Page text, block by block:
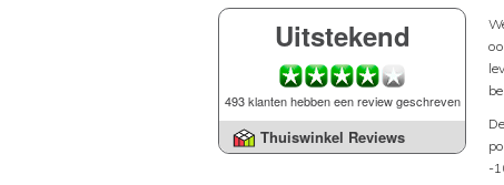
Uitstekend
493 klanten hebben een review geschreven
Thuiswinkel Reviews
-